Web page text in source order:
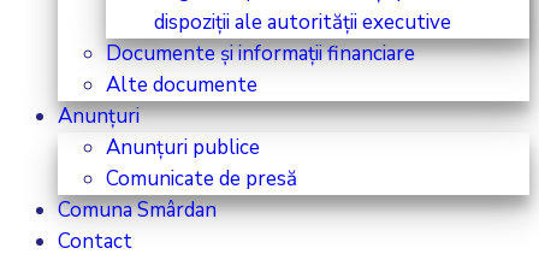
dispoziții ale autorității executive
Documente și informații financiare
Alte documente
Anunțuri
Anunțuri publice
Comunicate de presă
Comuna Smârdan
Contact